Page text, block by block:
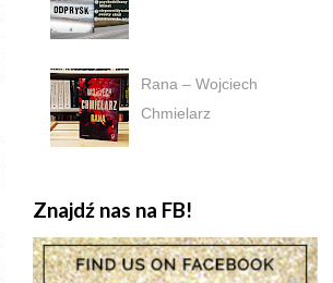
Rana – Wojciech
Chmielarz
Znajdź nas na FB!